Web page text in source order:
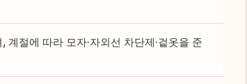
절에 따라 모자·자외선 차단제·겉옷을 준